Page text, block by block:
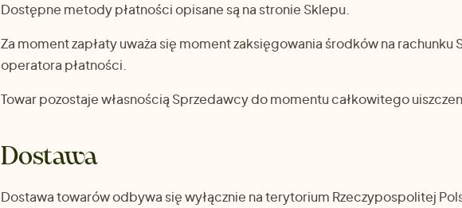
Dostępne metody płatności opisane są na stronie Sklepu.
Za moment zapłaty uważa się moment zaksięgowania środków na rachunku
operatora płatności.
Towar pozostaje własnością Sprzedawcy do momentu całkowitego
Dostawa
Dostawa towarów odbywa się wyłącznie na terytorium Rzeczypospolitej